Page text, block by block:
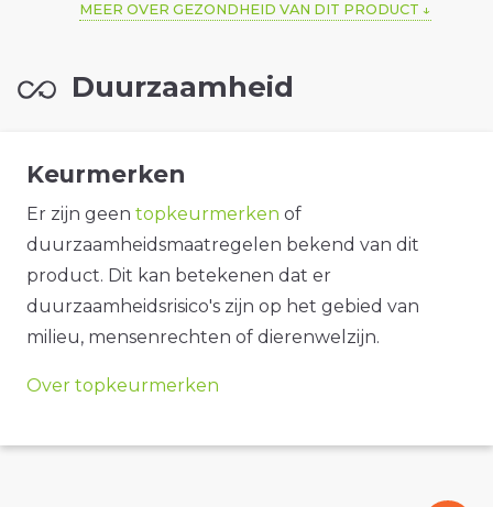
MEER OVER GEZONDHEID VAN DIT PRODUCT
Duurzaamheid
Keurmerken
Er zijn geen topkeurmerken of
duurzaamheidsmaatregelen bekend van dit
product. Dit kan betekenen dat er
duurzaamheidsrisico's zijn op het gebied van
milieu, mensenrechten of dierenwelzijn.
Over topkeurmerken